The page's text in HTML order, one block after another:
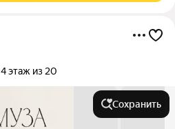
4 этаж из 20
Сохранить